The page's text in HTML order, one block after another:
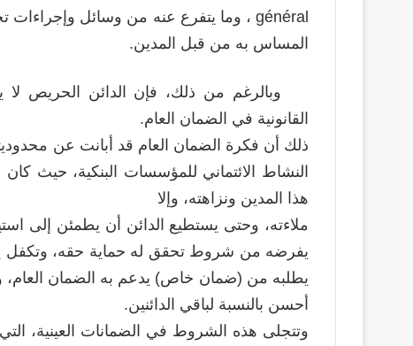
المساس به من قبل المدين.
وبالرغم من ذلك، فإن الدائن الحريص لا
القانونية في الضمان العام.
ذلك أن فكرة الضمان العام قد أبانت عن
النشاط الائتماني للمؤسسات البنكية، حيث كان
هذا المدين ونزاهته، وإلا
ملاءته، وحتى يستطيع الدائن أن يطمئن إلى
يفرضه من شروط تحقق له حماية حقه، وتكفل
يطلبه من (ضمان خاص) يدعم به الضمان العام،
أحسن بالنسبة لباقي الدائنين.
وتتجلى هذه الشروط في الضمانات العينية،